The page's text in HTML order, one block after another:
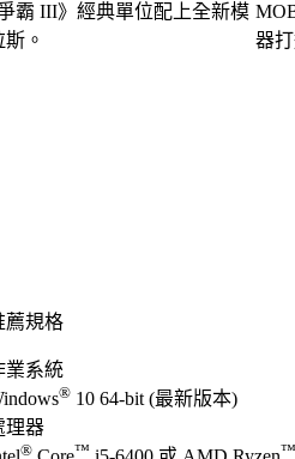
霸 III》經典單位配上全新模
。
器
薦規格
業系統
® 10 64-bit (最新版本)
理器
® ™ ™